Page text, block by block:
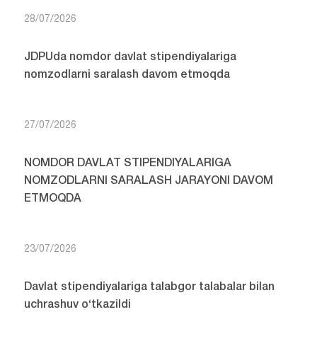
28/07/2026
JDPUda nomdor davlat stipendiyalariga
nomzodlarni saralash davom etmoqda
27/07/2026
NOMDOR DAVLAT STIPENDIYALARIGA
NOMZODLARNI SARALASH JARAYONI DAVOM
ETMOQDA
23/07/2026
Davlat stipendiyalariga talabgor talabalar bilan
uchrashuv o‘tkazildi